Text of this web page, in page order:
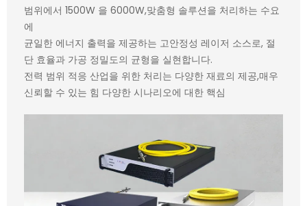
범위에서 1500W 을 6000W,맞춤형 솔루션을 처리하는 수요
에
균일한 에너지 출력을 제공하는 고안정성 레이저 소스로, 절
단 효율과 가공 정밀도의 균형을 실현합니다.
전력 범위 적응 산업을 위한 처리는 다양한 재료의 제공,매우
신뢰할 수 있는 힘 다양한 시나리오에 대한 핵심